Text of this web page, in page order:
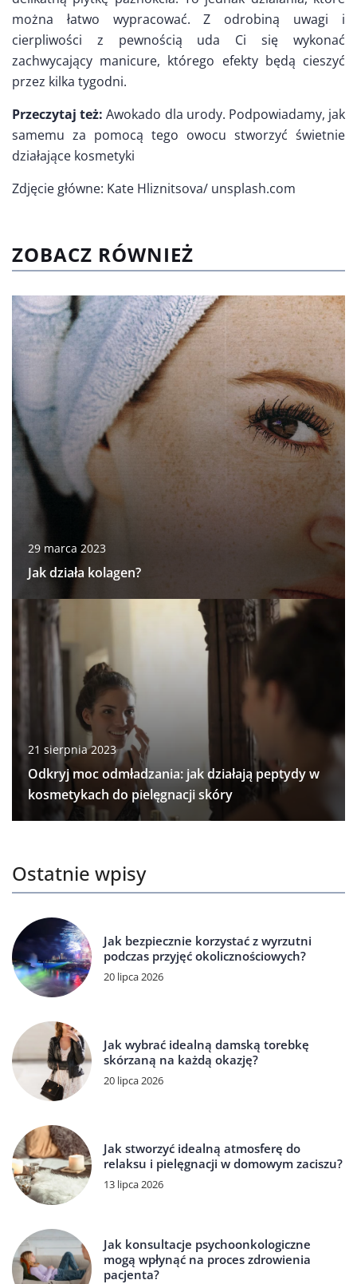
można łatwo wypracować. Z odrobiną uwagi i
cierpliwości z pewnością uda Ci się wykonać
zachwycający manicure, którego efekty będą cieszyć
przez kilka tygodni.
Przeczytaj też:Awokado dla urody. Podpowiadamy, jak
samemu za pomocą tego owocu stworzyć świetnie
działające kosmetyki
Zdjęcie główne: Kate Hliznitsova/ unsplash.com
ZOBACZ RÓWNIEŻ
29 marca 2023
Jak działa kolagen?
21 sierpnia 2023
Odkryj moc odmładzania: jak działają peptydy w
kosmetykach do pielęgnacji skóry
Ostatnie wpisy
Jak bezpiecznie korzystać z wyrzutni
podczas przyjęć okolicznościowych?
20 lipca 2026
Jak wybrać idealną damską torebkę
skórzaną na każdą okazję?
20 lipca 2026
Jak stworzyć idealną atmosferę do
relaksu i pielęgnacji w domowym zaciszu?
13 lipca 2026
Jak konsultacje psychoonkologiczne
mogą wpłynąć na proces zdrowienia
pacjenta?